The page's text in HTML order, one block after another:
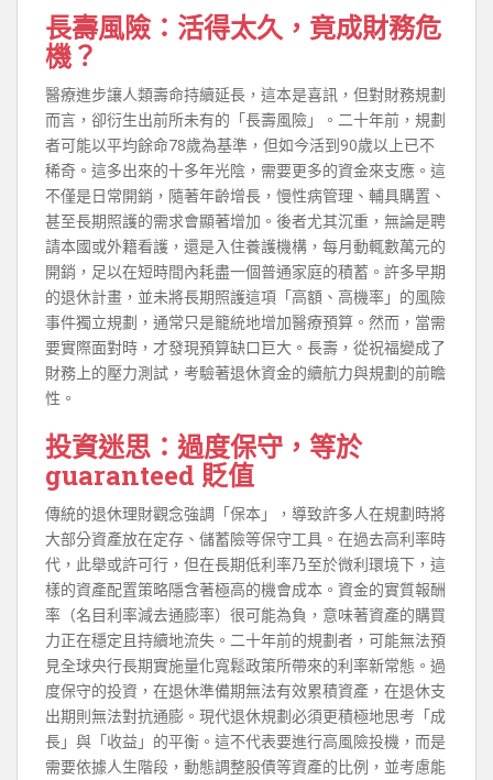
長壽風險：活得太久，竟成財務危
機？
醫療進步讓人類壽命持續延長，這本是喜訊，但對財務規劃
而言，卻衍生出前所未有的「長壽風險」。二十年前，規劃
者可能以平均餘命78歲為基準，但如今活到90歲以上已不
稀奇。這多出來的十多年光陰，需要更多的資金來支應。這
不僅是日常開銷，隨著年齡增長，慢性病管理、輔具購置、
甚至長期照護的需求會顯著增加。後者尤其沉重，無論是聘
請本國或外籍看護，還是入住養護機構，每月動輒數萬元的
開銷，足以在短時間內耗盡一個普通家庭的積蓄。許多早期
的退休計畫，並未將長期照護這項「高額、高機率」的風險
事件獨立規劃，通常只是籠統地增加醫療預算。然而，當需
要實際面對時，才發現預算缺口巨大。長壽，從祝福變成了
財務上的壓力測試，考驗著退休資金的續航力與規劃的前瞻
性。
投資迷思：過度保守，等於
guaranteed 貶值
傳統的退休理財觀念強調「保本」，導致許多人在規劃時將
大部分資產放在定存、儲蓄險等保守工具。在過去高利率時
代，此舉或許可行，但在長期低利率乃至於微利環境下，這
樣的資產配置策略隱含著極高的機會成本。資金的實質報酬
率（名目利率減去通膨率）很可能為負，意味著資產的購買
力正在穩定且持續地流失。二十年前的規劃者，可能無法預
見全球央行長期實施量化寬鬆政策所帶來的利率新常態。過
度保守的投資，在退休準備期無法有效累積資產，在退休支
出期則無法對抗通膨。現代退休規劃必須更積極地思考「成
長」與「收益」的平衡。這不代表要進行高風險投機，而是
需要依據人生階段，動態調整股債等資產的比例，並考慮能